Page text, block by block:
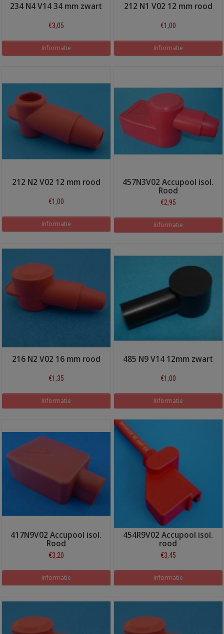
234 N4 V14 34 mm zwart
€3,05
Informatie
212 N1 V02 12 mm rood
€1,00
Informatie
212 N2 V02 12 mm rood
€1,00
Informatie
457N3V02 Accupool isol.
Rood
€2,95
Informatie
216 N2 V02 16 mm rood
€1,35
Informatie
485 N9 V14 12mm zwart
€1,00
Informatie
417N9V02 Accupool isol.
Rood
€3,20
Informatie
454R9V02 Accupool isol.
rood
€3,45
Informatie